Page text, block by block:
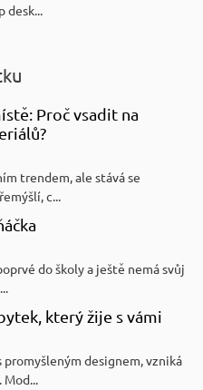
desk...
Proč vsadit na
trendem, ale stává se
c...
do školy a ještě nemá svůj
který žije s vámi
designem, vzniká
Mod...